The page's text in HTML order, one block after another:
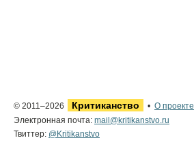
© 2011–2026 Критиканство • О проекте
Электронная почта: mail@kritikanstvo.ru
Твиттер: @Kritikanstvo